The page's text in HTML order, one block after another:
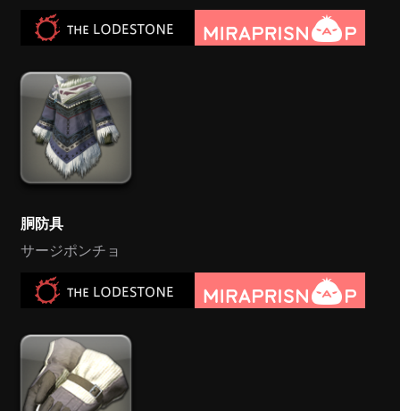
胴防具
サージポンチョ